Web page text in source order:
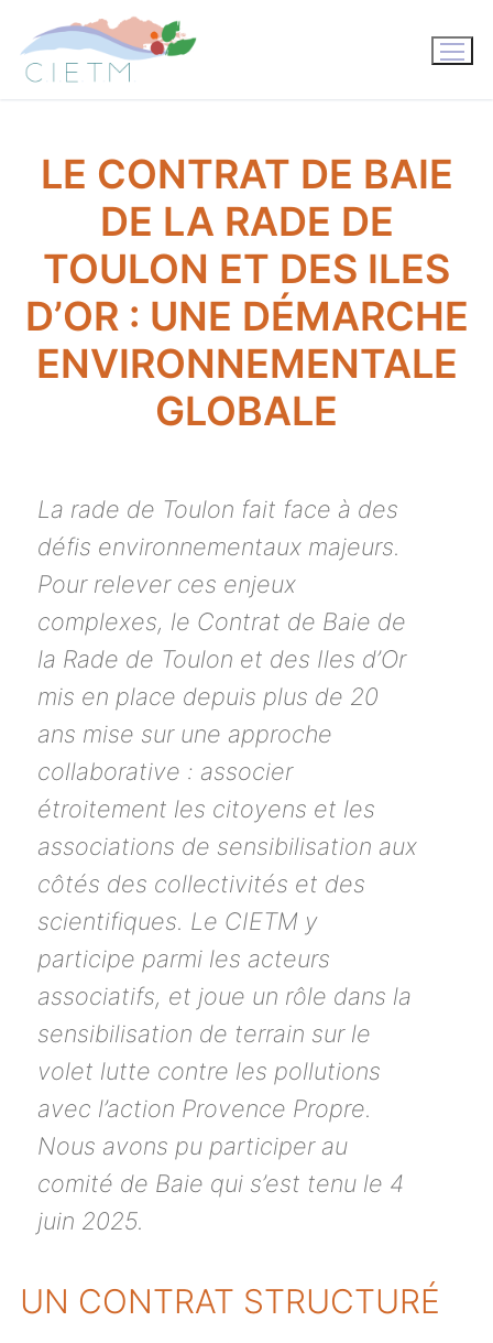
contenu
LE CONTRAT DE BAIE
DE LA RADE DE
TOULON ET DES ILES
D’OR : UNE DÉMARCHE
ENVIRONNEMENTALE
GLOBALE
La rade de Toulon fait face à des
défis environnementaux majeurs.
Pour relever ces enjeux
complexes, le Contrat de Baie de
la Rade de Toulon et des Iles d’Or
mis en place depuis plus de 20
ans mise sur une approche
collaborative : associer
étroitement les citoyens et les
associations de sensibilisation aux
côtés des collectivités et des
scientifiques. Le CIETM y
participe parmi les acteurs
associatifs, et joue un rôle dans la
sensibilisation de terrain sur le
volet lutte contre les pollutions
avec l’action Provence Propre.
Nous avons pu participer au
comité de Baie qui s’est tenu le 4
juin 2025.
UN CONTRAT STRUCTURÉ